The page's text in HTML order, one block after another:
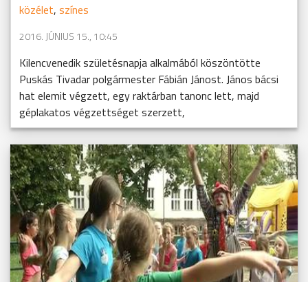
közélet, színes
2016. JÚNIUS 15., 10:45
Kilencvenedik születésnapja alkalmából köszöntötte
Puskás Tivadar polgármester Fábián Jánost. János bácsi
hat elemit végzett, egy raktárban tanonc lett, majd
géplakatos végzettséget szerzett,